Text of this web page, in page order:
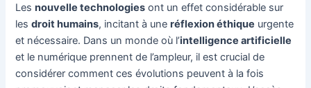
Lesnouvelle technologies ont un effet considérable sur
lesdroit humains, incitant à uneréflexion éthique urgente
et nécessaire. Dans un monde où l’intelligence artificielle
et le numérique prennent de l’ampleur, il est crucial de
considérer comment ces évolutions peuvent à la fois